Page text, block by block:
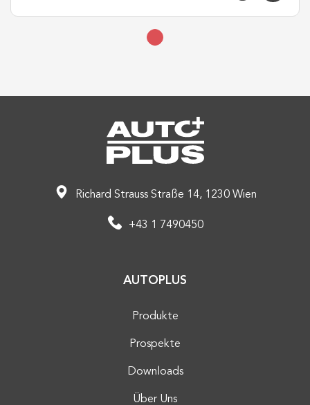
Richard Strauss Straße 14, 1230 Wien
+43 1 7490450
AUTOPLUS
Produkte
Prospekte
Downloads
Über Uns